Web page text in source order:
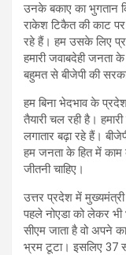
उनके बकाए का भुगतान
राकेश टिकैत की काट
रहे हैं। हम उसके लिए
हमारी जवाबदेही जनता
बहुमत से बीजेपी की
हम बिना भेदभाव के
तैयारी चल रही है।
लगातार बढ़ा रहे हैं।
हम जनता के हित में काम
जीतनी चाहिए।
उत्तर प्रदेश में
पहले नोएडा को लेकर
सीएम जाता है वो अपने
भ्रम टूटा। इसलिए 37